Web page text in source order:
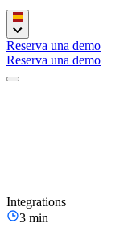
Reserva una demo
Reserva una demo
Integrations
3 min